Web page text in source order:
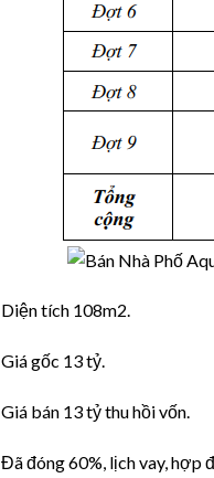
Diện tích 108m2.
Giá gốc 13 tỷ.
Giá bán 13 tỷ thu hồi vốn.
Đã đóng 60%, lịch vay, hợp